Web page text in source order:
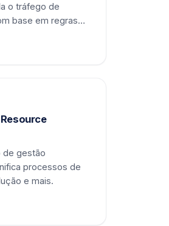
o tráfego de
base em regras
de gestão
processos de
e mais.